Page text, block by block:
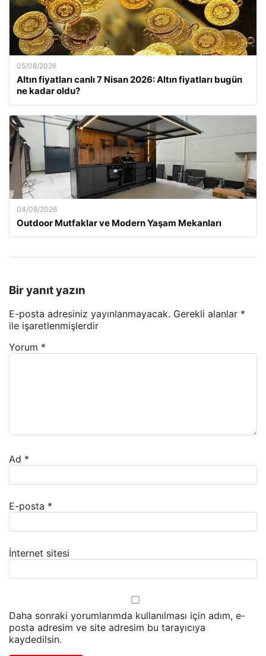
05/08/2026
Altın fiyatları canlı 7 Nisan 2026: Altın fiyatları bugün
ne kadar oldu?
04/08/2026
Outdoor Mutfaklar ve Modern Yaşam Mekanları
Bir yanıt yazın
E-posta adresiniz yayınlanmayacak. Gerekli alanlar *
ile işaretlenmişlerdir
Yorum *
Ad *
E-posta *
İnternet sitesi
Daha sonraki yorumlarımda kullanılması için adım, e-
posta adresim ve site adresim bu tarayıcıya
kaydedilsin.